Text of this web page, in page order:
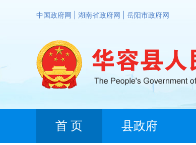
中国政府网 湖南省政府网 岳阳市政府网
首 页 县政府